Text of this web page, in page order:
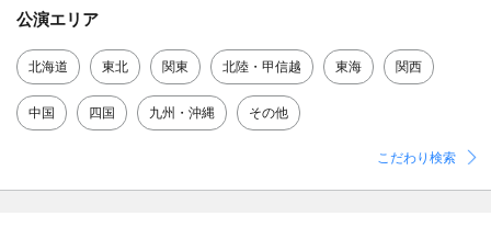
公演エリア
北海道 東北 関東 北陸・甲信越 東海 関西
中国 四国 九州・沖縄 その他
こだわり検索